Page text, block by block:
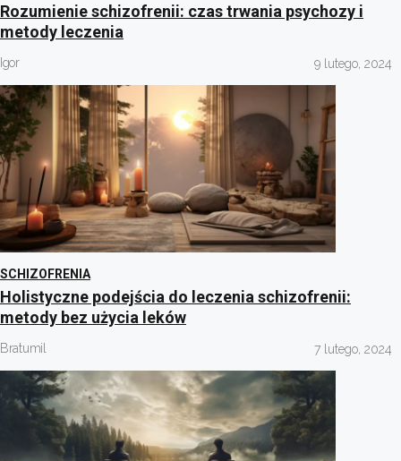
Rozumienie schizofrenii: czas trwania psychozy i
metody leczenia
Igor 9 lutego, 2024
SCHIZOFRENIA
Holistyczne podejścia do leczenia schizofrenii:
metody bez użycia leków
Bratumil 7 lutego, 2024